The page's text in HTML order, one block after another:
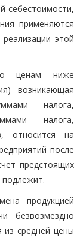
себестоимости,
применяются
этой
ценам ниже
возникающая
налога,
налога,
относится на
после
предстоящих
продукцией
безвозмездно
из средней цены